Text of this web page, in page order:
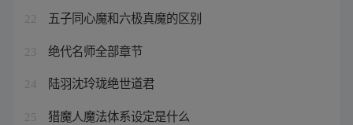
22 五子同心魔和六极真魔的区别
23 绝代名师全部章节
24 陆羽沈玲珑绝世道君
25 猎魔人魔法体系设定是什么